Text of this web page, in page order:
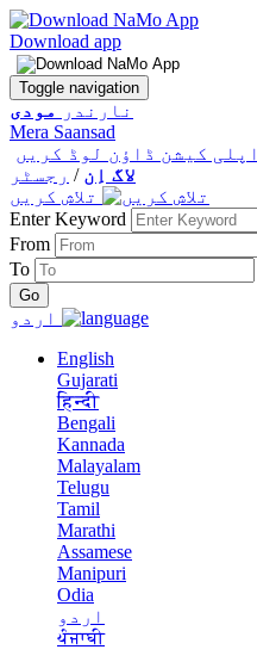
Download app
Toggle navigation
نارندر
مودی
Mera Saansad
اپلی کیشن ڈاؤن لوڈ کریں
لاگ اِن / رجسٹر
Enter Keyword
From
To
English
Gujarati
हिन्दी
Bengali
Kannada
Malayalam
Telugu
Tamil
Marathi
Assamese
Manipuri
Odia
اردو
ਪੰਜਾਬੀ